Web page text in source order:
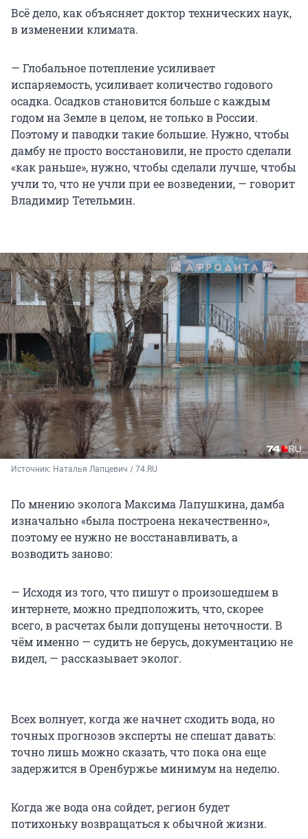
Всё дело, как объясняет доктор технических наук,
в изменении климата.
— Глобальное потепление усиливает
испаряемость, усиливает количество годового
осадка. Осадков становится больше с каждым
годом на Земле в целом, не только в России.
Поэтому и паводки такие большие. Нужно, чтобы
дамбу не просто восстановили, не просто сделали
«как раньше», нужно, чтобы сделали лучше, чтобы
учли то, что не учли при ее возведении, — говорит
Владимир Тетельмин.
Источник: Наталья Лапцевич / 74.RU
По мнению эколога Максима Лапушкина, дамба
изначально «была построена некачественно»,
поэтому ее нужно не восстанавливать, а
возводить заново:
— Исходя из того, что пишут о произошедшем в
интернете, можно предположить, что, скорее
всего, в расчетах были допущены неточности. В
чём именно — судить не берусь, документацию не
видел, — рассказывает эколог.
Всех волнует, когда же начнет сходить вода, но
точных прогнозов эксперты не спешат давать:
точно лишь можно сказать, что пока она еще
задержится в Оренбуржье минимум на неделю.
Когда же вода она сойдет, регион будет
потихоньку возвращаться к обычной жизни.